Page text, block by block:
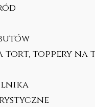
tort, toppery